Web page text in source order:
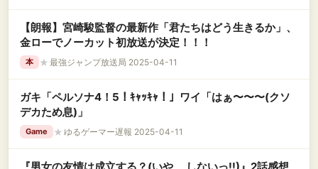
【朗報】宮崎駿監督の最新作「君たちはどう生きるか」、
金ローでノーカット初放送が決定！！！
本 ★ 最強ジャンプ放送局 2025-04-11
ガキ「ペルソナ4！5！ｷｬｯｷｬ！」ワイ「はぁ〜〜〜(クソ
デカため息)」
Game ★ ゆるゲーマー遅報 2025-04-11